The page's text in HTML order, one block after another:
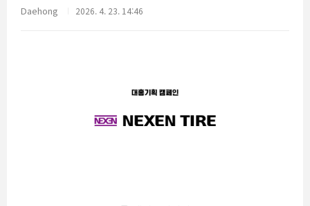
Daehong 2026. 4. 23. 14:46